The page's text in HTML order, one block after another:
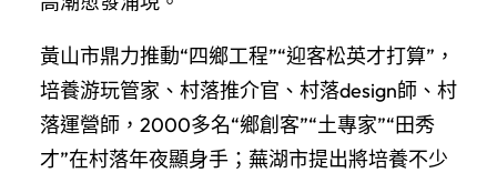
黃山市鼎力推動“四鄉工程”“迎客松英才打算”，
培養游玩管家、村落推介官、村落design師、村
落運營師，2000多名“鄉創客”“土專家”“田秀
才”在村落年夜顯身手；蕪湖市提出將培養不少